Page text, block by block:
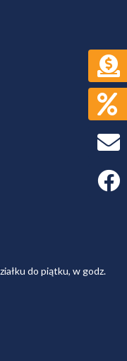
do piątku, w godz.